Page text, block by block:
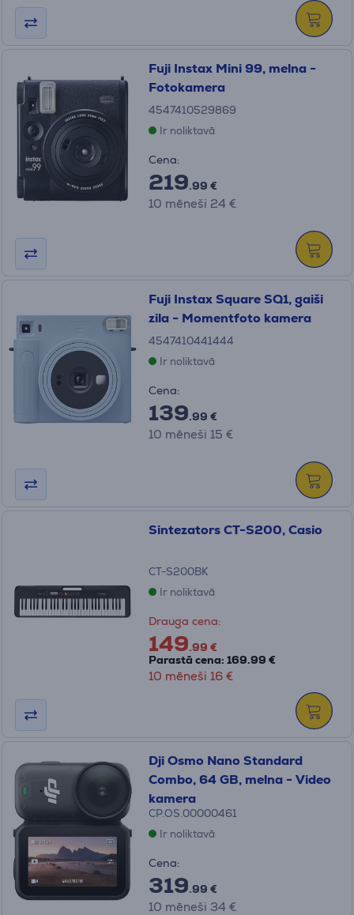
Fuji Instax Mini 99, melna -
Fotokamera
4547410529869
Ir noliktavā
Cena:
219.99 €
10 mēneši 24 €
Fuji Instax Square SQ1, gaiši
zila - Momentfoto kamera
4547410441444
Ir noliktavā
Cena:
139.99 €
10 mēneši 15 €
Sintezators CT-S200, Casio
CT-S200BK
Ir noliktavā
Drauga cena:
149.99 €
Parastā cena: 169.99 €
10 mēneši 16 €
Dji Osmo Nano Standard
Combo, 64 GB, melna - Video
kamera
CP.OS.00000461
Ir noliktavā
Cena:
319.99 €
10 mēneši 34 €